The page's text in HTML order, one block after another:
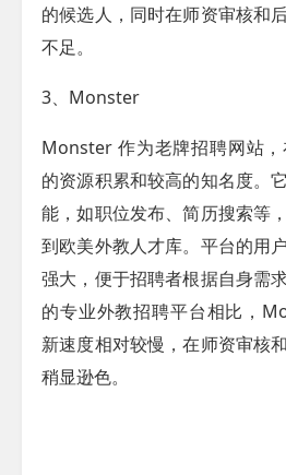
的候选人，同时在师资审核和
不足。
3、Monster
Monster 作为老牌招聘网站
的资源积累和较高的知名度。
能，如职位发布、简历搜索等
到欧美外教人才库。平台的用
强大，便于招聘者根据自身需
的专业外教招聘平台相比，
新速度相对较慢，在师资审核
稍显逊色。